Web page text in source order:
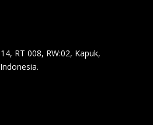
RT 008, RW:02, Kapuk,